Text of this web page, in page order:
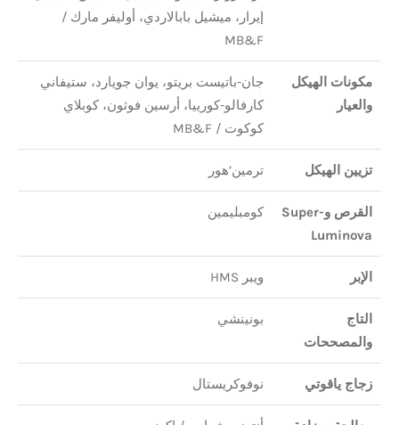
إيرار، ميشيل بابالاردي، أوليفر مارك /
MB&F
مكونات الهيكل
والعيار
جان-باتيست بريتو، يوان جويارد، ستيفاني
كارفالو-كورييا، أرسين فوثون، كوبلاي
كوكوت / MB&F
تزيين الهيكل ترمين’هور
القرص وSuper-
Luminova
كومبليمين
الإبر ويبر HMS
التاج
والمصححات
بونينشي
زجاج ياقوتي نوفوكريستال